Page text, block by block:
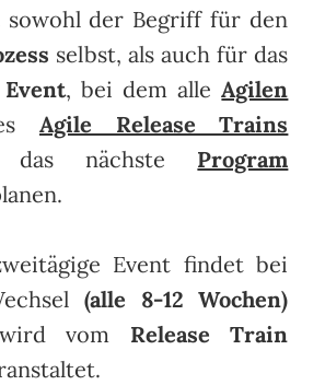
sowohl der Begriff für den
selbst, als auch für das
, bei dem alleAgilen
Agile Release Trains
das nächste Program
Event findet bei
(alle 8-12 Wochen)
vom Release Train